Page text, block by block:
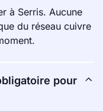
à Serris. Aucune
du réseau cuivre
pour